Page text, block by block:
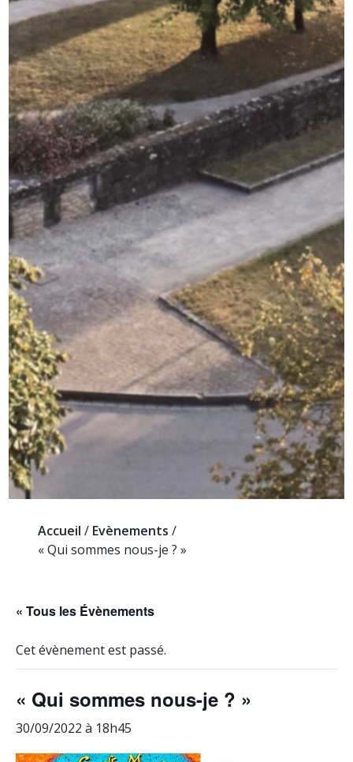
Accueil / Evènements /
« Qui sommes nous-je ? »
« Tous les Évènements
Cet évènement est passé.
« Qui sommes nous-je ? »
30/09/2022 à 18h45